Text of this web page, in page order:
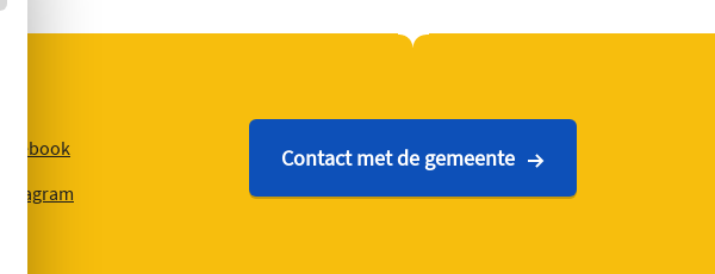
Facebook
Instagram
Contact met de gemeente